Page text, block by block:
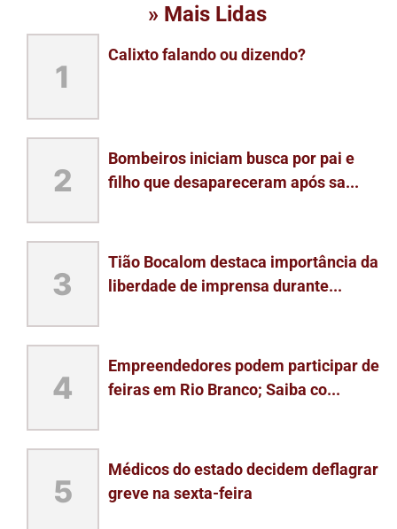
» Mais Lidas
1
Calixto falando ou dizendo?
2
Bombeiros iniciam busca por pai e
filho que desapareceram após sa...
3
Tião Bocalom destaca importância da
liberdade de imprensa durante...
4
Empreendedores podem participar de
feiras em Rio Branco; Saiba co...
5
Médicos do estado decidem deflagrar
greve na sexta-feira